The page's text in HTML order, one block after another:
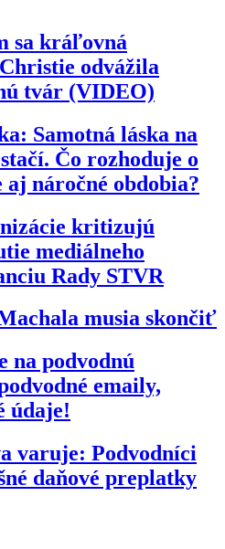
sa kráľovná
odvážila
tvár (VIDEO)
Samotná láska na
Čo rozhoduje o
náročné obdobia?
kritizujú
mediálneho
Rady STVR
musia skončiť
na podvodnú
emaily,
údaje!
varuje: Podvodníci
daňové preplatky